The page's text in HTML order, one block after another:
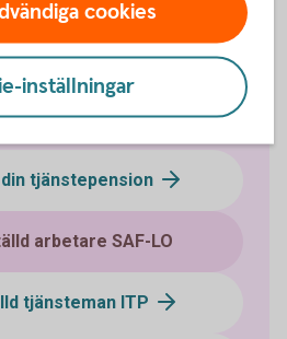
tillhör du?
tjänstepension
arbetare SAF-LO
tjänsteman ITP
cookies
inställningar